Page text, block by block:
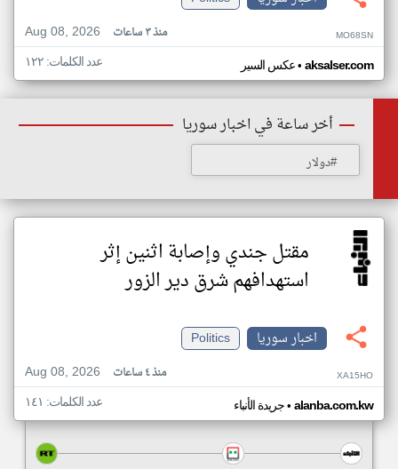
Aug 08, 2026
منذ ٣ ساعات MO68SN
عكس السير• aksalser.com عدد الكلمات: ١٢٢
أخر ساعة في اخبار سوريا
#دولار
مقتل جندي وإصابة اثنين إثر
استهدافهم شرق دير الزور
اخبار سوريا
Politics
Aug 08, 2026
منذ ٤ ساعات XA15HO
جريدة الأنباء• alanba.com.kw عدد الكلمات: ١٤١